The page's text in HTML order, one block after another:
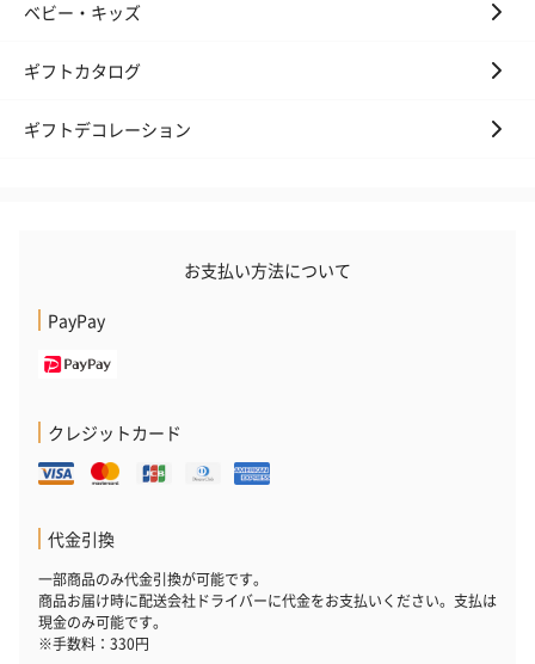
ベビー・キッズ
ギフトカタログ
ギフトデコレーション
お支払い方法について
PayPay
クレジットカード
代金引換
一部商品のみ代金引換が可能です。
商品お届け時に配送会社ドライバーに代金をお支払いください。支払は
現金のみ可能です。
※手数料：330円